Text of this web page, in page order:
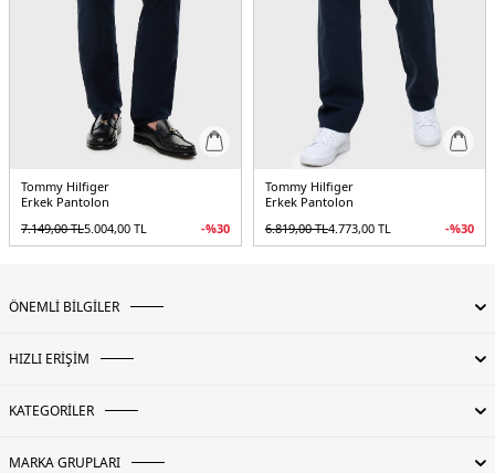
Tommy Hilfiger
Erkek Pantolon
7.149,00TL5.004,00 TL -%30
Tommy Hilfiger
Erkek Pantolon
6.819,00TL4.773,00 TL -%30
ÖNEMLİ BİLGİLER
HIZLI ERİŞİM
KATEGORİLER
MARKA GRUPLARI